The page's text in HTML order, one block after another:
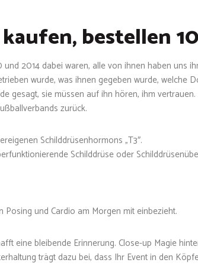
bestellen
2014 dabei waren, alle von ihnen haben uns
wurde, was ihnen gegeben wurde, welche
gesagt, sie müssen auf ihn hören, ihm
zurück.
Schilddrüsenhormons „T3″.
Schilddrüse oder
und Cardio am Morgen mit einbezieht.
eine bleibende Erinnerung. Close-up Magie
trägt dazu bei, dass Ihr Event in den